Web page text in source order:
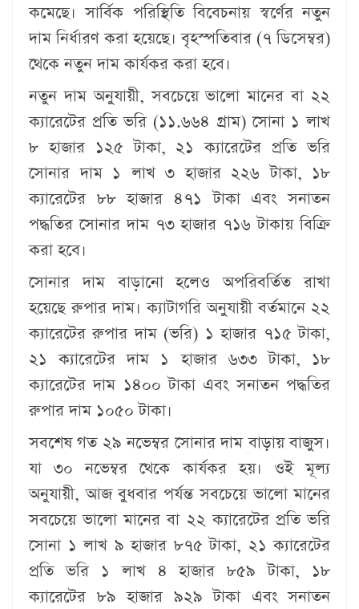
ক‌মে‌ছে। সার্বিক পরিস্থিতি বিবেচনায় স্বর্ণের নতুন
দাম নির্ধারণ করা হয়েছে। বৃহস্প‌তিবার (৭ ডি‌সেম্বর)
থেকে নতুন দাম কার্যকর করা হবে।
নতুন দাম অনুযায়ী, সবচেয়ে ভালো মানের বা ২২
ক্যারেটের প্রতি ভরি (১১.৬৬৪ গ্রাম) সোনা ১ লাখ
৮ হাজার ১২৫ টাকা, ২১ ক্যারেটের প্রতি ভরি
সোনার দাম ১ লাখ ৩ হাজার ২২৬ টাকা, ১৮
ক্যারেটের ৮৮ হাজার ৪৭১ টাকা এবং সনাতন
পদ্ধতির সোনার দাম ৭৩ হাজার ৭১৬ টাকায় বিক্রি
করা হবে।
সোনার দাম বাড়ানো হ‌লেও অপরিবর্তিত রাখা
হয়েছে রুপার দাম। ক্যাটাগরি অনুযায়ী বর্তমানে ২২
ক্যারেটের রুপার দাম (ভ‌রি) ১ হাজার ৭১৫ টাকা,
২১ ক্যারেটের দাম ১ হাজার ৬৩৩ টাকা, ১৮
ক্যারেটের দাম ১৪০০ টাকা এবং সনাতন পদ্ধতির
রুপার দাম ১০৫০ টাকা।
সবশেষ গত ২৯ নভেম্বর সোনার দাম বাড়ায় বাজুস।
যা ৩০ নভেম্বর থেকে কার্যকর হয়। ওই মূল্য
অনুযায়ী, আজ বুধবার পর্যন্ত সবচেয়ে ভালো মানের
সবচেয়ে ভালো মানের বা ২২ ক্যারেটের প্রতি ভরি
সোনা ১ লাখ ৯ হাজার ৮৭৫ টাকা, ২১ ক্যারেটের
প্রতি ভরি ১ লাখ ৪ হাজার ৮৫৯ টাকা, ১৮
ক্যারেটের ৮৯ হাজার ৯২৯ টাকা এবং সনাতন